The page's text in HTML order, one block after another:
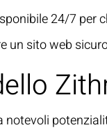
24/7 per
un sito web